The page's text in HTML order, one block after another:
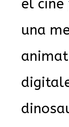
el cine
una